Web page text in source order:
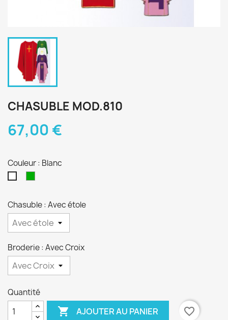
CHASUBLE MOD.810
67,00 €
Couleur : Blanc
Chasuble : Avec étole
Broderie : Avec Croix
Quantité
 AJOUTER AU PANIER
favorite_border